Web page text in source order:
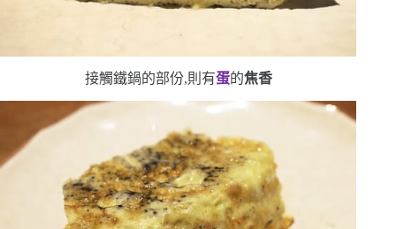
接觸鐵鍋的部份,則有蛋的焦香